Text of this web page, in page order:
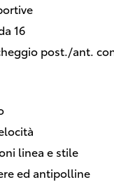
16
post./ant.
linea e stile
ed antipolline